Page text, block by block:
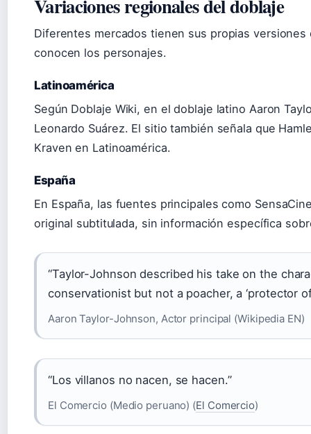
Variaciones regionales del doblaje
Diferentes mercados tienen sus propias
conocen los personajes.
Latinoamérica
Según Doblaje Wiki, en el doblaje latino Aaron
Leonardo Suárez. El sitio también señala que
Kraven en Latinoamérica.
España
En España, las fuentes principales como
original subtitulada, sin información específica
“Taylor-Johnson described his take on the
conservationist but not a poacher, a ‘protector of
Aaron Taylor-Johnson, Actor principal (Wikipedia EN)
“Los villanos no nacen, se hacen.”
El Comercio (Medio peruano) (El Comercio)